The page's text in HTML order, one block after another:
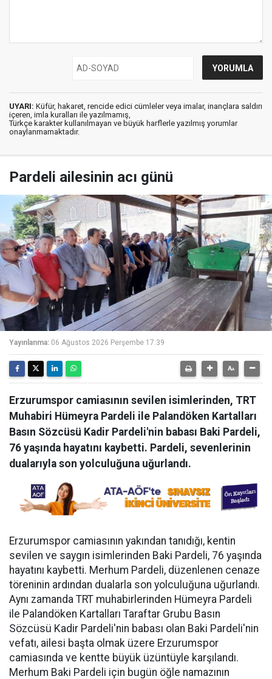
UYARI: Küfür, hakaret, rencide edici cümleler veya imalar, inançlara saldırı
içeren, imla kuralları ile yazılmamış,
Türkçe karakter kullanılmayan ve büyük harflerle yazılmış yorumlar
onaylanmamaktadır.
Pardeli ailesinin acı günü
Yayınlanma: 06 Ağustos 2026 Perşembe 17:39
Erzurumspor camiasının sevilen isimlerinden, TRT
Muhabiri Hümeyra Pardeli ile Palandöken Kartalları
Basın Sözcüsü Kadir Pardeli'nin babası Baki Pardeli,
76 yaşında hayatını kaybetti. Pardeli, sevenlerinin
dualarıyla son yolculuğuna uğurlandı.
Erzurumspor camiasının yakından tanıdığı, kentin
sevilen ve saygın isimlerinden Baki Pardeli, 76 yaşında
hayatını kaybetti. Merhum Pardeli, düzenlenen cenaze
töreninin ardından dualarla son yolculuğuna uğurlandı.
Aynı zamanda TRT muhabirlerinden Hümeyra Pardeli
ile Palandöken Kartalları Taraftar Grubu Basın
Sözcüsü Kadir Pardeli'nin babası olan Baki Pardeli'nin
vefatı, ailesi başta olmak üzere Erzurumspor
camiasında ve kentte büyük üzüntüyle karşılandı.
Merhum Baki Pardeli için bugün öğle namazının